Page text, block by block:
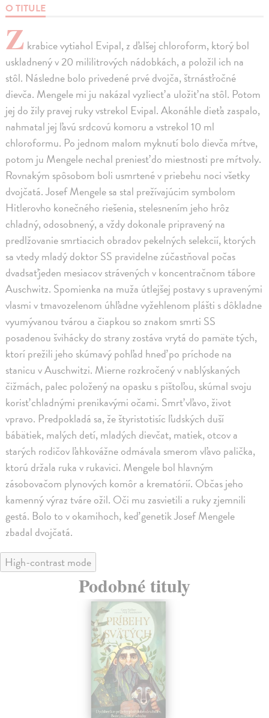
O TITULE
Z krabice vytiahol Evipal, z ďalšej chloroform, ktorý bol
uskladnený v 20 mililitrových nádobkách, a položil ich na
stôl. Následne bolo privedené prvé dvojča, štrnásťročné
dievča. Mengele mi ju nakázal vyzliecť a uložiť na stôl. Potom
jej do žily pravej ruky vstrekol Evipal. Akonáhle dieťa zaspalo,
nahmatal jej ľavú srdcovú komoru a vstrekol 10 ml
chloroformu. Po jednom malom myknutí bolo dievča mŕtve,
potom ju Mengele nechal preniesť do miestnosti pre mŕtvoly.
Rovnakým spôsobom boli usmrtené v priebehu noci všetky
dvojčatá. Josef Mengele sa stal prežívajúcim symbolom
Hitlerovho konečného riešenia, stelesnením jeho hrôz
chladný, odosobnený, a vždy dokonale pripravený na
predlžovanie smrtiacich obradov pekelných selekcií, ktorých
sa vtedy mladý doktor SS pravidelne zúčastňoval počas
dvadsaťjeden mesiacov strávených v koncentračnom tábore
Auschwitz. Spomienka na muža útlejšej postavy s upravenými
vlasmi v tmavozelenom úhľadne vyžehlenom plášti s dôkladne
vyumývanou tvárou a čiapkou so znakom smrti SS
posadenou švihácky do strany zostáva vrytá do pamäte tých,
ktorí prežili jeho skúmavý pohľad hneď po príchode na
stanicu v Auschwitzi. Mierne rozkročený v nablýskaných
čižmách, palec položený na opasku s pištoľou, skúmal svoju
korisť chladnými prenikavými očami. Smrť vľavo, život
vpravo. Predpokladá sa, že štyristotisíc ľudských duší
bábätiek, malých detí, mladých dievčat, matiek, otcov a
starých rodičov ľahkovážne odmávala smerom vľavo palička,
ktorú držala ruka v rukavici. Mengele bol hlavným
zásobovačom plynových komôr a krematórií. Občas jeho
kamenný výraz tváre ožil. Oči mu zasvietili a ruky zjemnili
gestá. Bolo to v okamihoch, keď genetik Josef Mengele
zbadal dvojčatá.
High-contrast mode
Podobné tituly